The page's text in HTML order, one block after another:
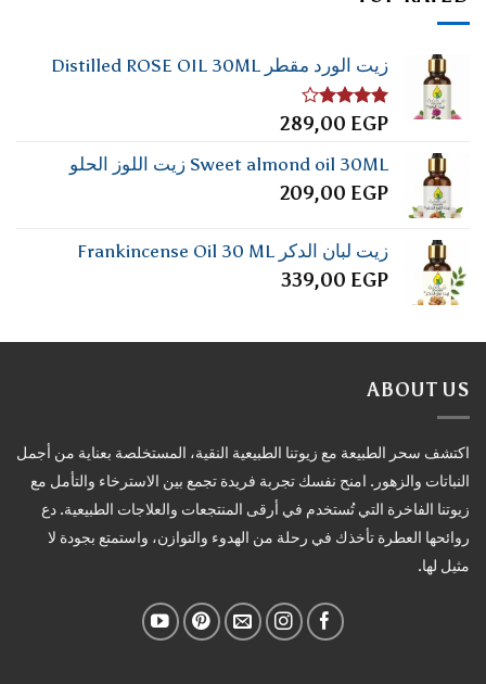
زيت الورد مقطر Distilled ROSE OIL 30ML
تم
4.00من
5
289,00 EGP
Sweet almond oil 30ML زيت اللوز الحلو
209,00 EGP
زيت لبان الدكر Frankincense Oil 30 ML
339,00 EGP
ABOUT US
اكتشف سحر الطبيعة مع زيوتنا الطبيعية النقية، المستخلصة بعناية من أجمل
النباتات والزهور. امنح نفسك تجربة فريدة تجمع بين الاسترخاء والتأمل مع
زيوتنا الفاخرة التي تُستخدم في أرقى المنتجعات والعلاجات الطبيعية. دع
روائحها العطرة تأخذك في رحلة من الهدوء والتوازن، واستمتع بجودة لا
مثيل لها.